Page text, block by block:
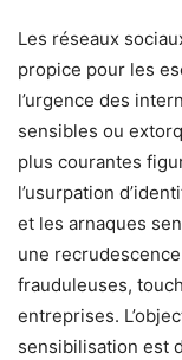
Les réseaux
propice pour les
l’urgence des
sensibles ou
plus courantes
l’usurpation
et les arnaques
une
frauduleuses,
entreprises.
sensibilisation est